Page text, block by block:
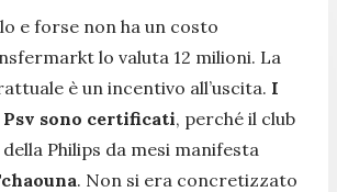
e forse non ha un costo
lo valuta 12 milioni. La
è un incentivo all’uscita. I
sono certificati, perché il club
Philips da mesi manifesta
. Non si era concretizzato